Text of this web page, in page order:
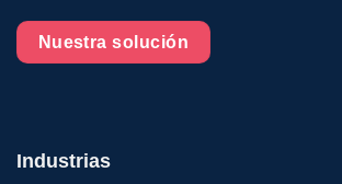
Nuestra solución
Industrias